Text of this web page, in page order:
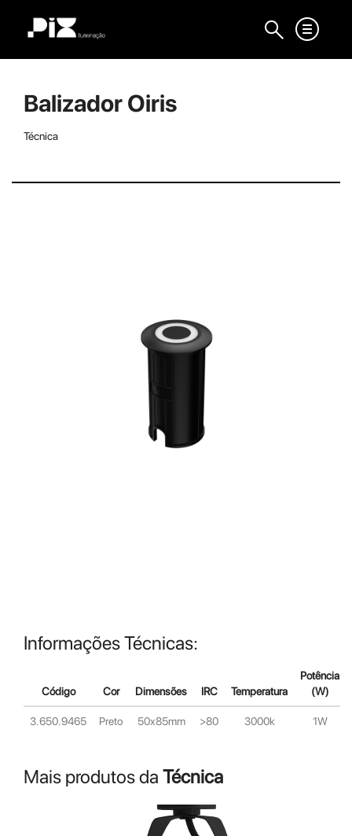
Balizador Oiris
Técnica
Informações Técnicas:
Código Cor Dimensões IRC Temperatura
Potência
(W)
3.650.9465 Preto 50x85mm >80 3000k 1W
Mais produtos da Técnica